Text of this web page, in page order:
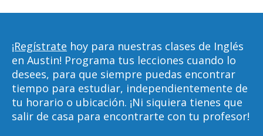
¡Regístrate hoy para nuestras clases de Inglés
en Austin! Programa tus lecciones cuando lo
desees, para que siempre puedas encontrar
tiempo para estudiar, independientemente de
tu horario o ubicación. ¡Ni siquiera tienes que
salir de casa para encontrarte con tu profesor!